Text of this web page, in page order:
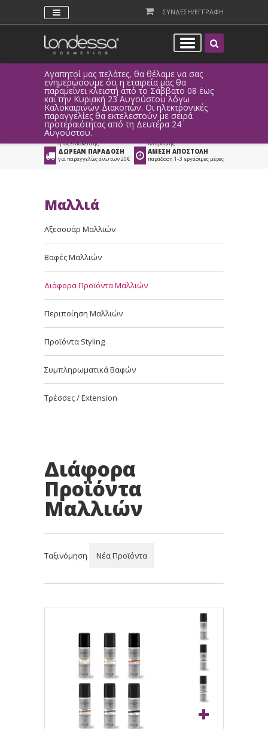
ΣΥΝΔΕΣΗ/ΕΓΓΡΑΦΗ
Αγαπητοί μας πελάτες, θα θέλαμε να σας
ενημερώσουμε ότι η εταιρεία μας θα
παραμείνει κλειστή από το Σάββατο 08 έως
και την Κυριακή 23 Αυγούστου λόγω
Καλοκαιρινών Διακοπών. Οι ηλεκτρονικές
παραγγελίες θα εκτελεστούν με σειρά
προτεραιότητας από τη Δευτέρα 24
Αυγούστου.
Προϊόντα > Μαλλιά
>
Διάφορα Προϊόντα Μαλλιών
ΑΜΕΣΗ ΣΥΝΔΕΣΗ
Facebook, Gmail
ή ως επισκέπτης
ΕΥΚΟΛΕΣ ΑΓΟΡΕΣ
πληρωμής
ΔΩΡΕΑΝ ΠΑΡΑΔΟΣΗ
για παραγγελίες άνω των 20€
ΑΜΕΣΗ ΑΠΟΣΤΟΛΗ
παράδοση 1-3 εργάσιμες μέρες
Μαλλιά
Αξεσουάρ Μαλλιών
Βαφές Μαλλιών
Διάφορα Προϊόντα Μαλλιών
Περιποίηση Μαλλιών
Προϊόντα Styling
Συμπληρωματικά Βαφών
Τρέσσες / Extension
Διάφορα
Προϊόντα
Μαλλιών
Ταξινόμηση Νέα Προϊόντα
+